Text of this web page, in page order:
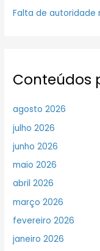
Falta de
Conteúdos
agosto 2026
julho 2026
junho 2026
maio 2026
abril 2026
março 2026
fevereiro 2026
janeiro 2026